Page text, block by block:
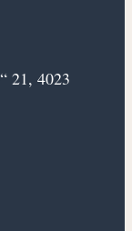
21, 4023